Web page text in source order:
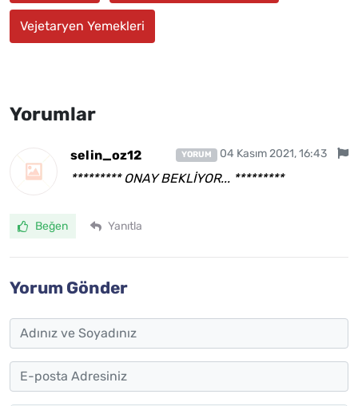
Vejetaryen Yemekleri
Yorumlar
selin_oz12 YORUM 04 Kasım 2021, 16:43
********* ONAY BEKLİYOR... *********
Beğen Yanıtla
Yorum Gönder